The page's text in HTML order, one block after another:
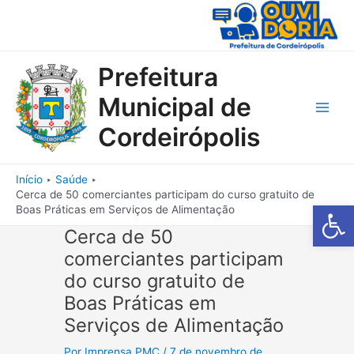
Barra de
Prefeitura
Municipal de
Cordeirópolis
Início
Saúde
Cerca de 50 comerciantes participam do curso gratuito de
Boas Práticas em Serviços de Alimentação
Cerca de 50
comerciantes participam
do curso gratuito de
Boas Práticas em
Serviços de Alimentação
Por Imprensa PMC /7 de novembro de